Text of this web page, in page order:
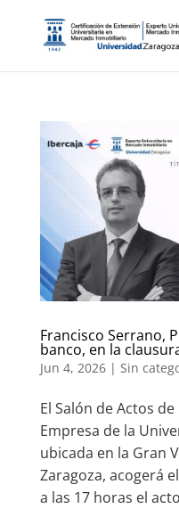
Francisco Serrano,
banco, en la
Jun 4, 2026| Sin
El Salón de Actos
Empresa de la
ubicada en la Gran
Zaragoza, acogerá
a las 17 horas el